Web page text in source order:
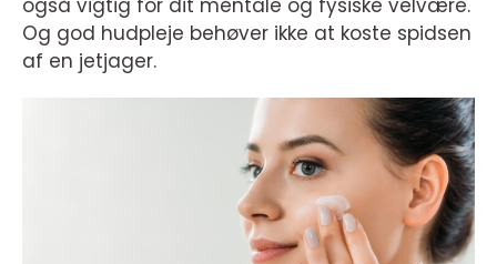
også vigtig for dit mentale og fysiske velvære.
Og god hudpleje behøver ikke at koste spidsen
af en jetjager.